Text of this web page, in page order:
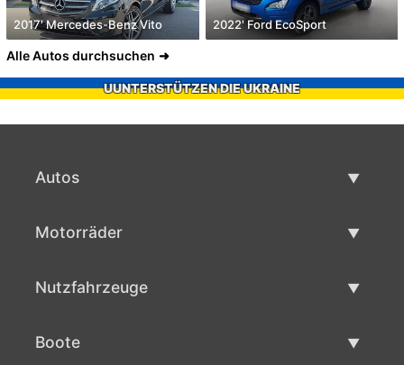
2017' Mercedes-Benz Vito 2022' Ford EcoSport
Alle Autos durchsuchen
UUNTERSTÜTZEN DIE UKRAINE
Autos
Motorräder
Nutzfahrzeuge
Boote